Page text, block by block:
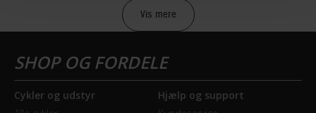
BREMSER
Bagbremse
Hydraulisk skivebremse
Vis mere
Cykler og udstyr
Hjælp og support